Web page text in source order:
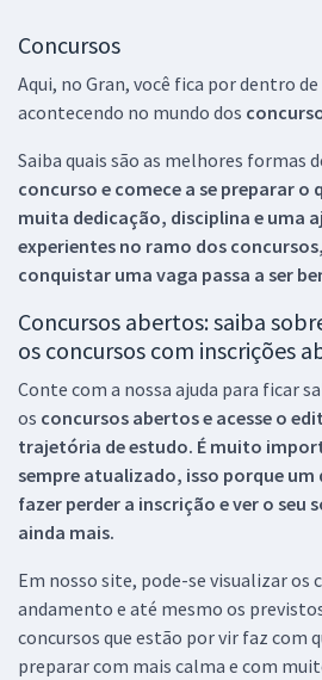
Concursos
Aqui, no Gran, você fica por dentro
acontecendo no mundo dos
Saiba quais são as melhores formas
concurso e comece a se preparar o
muita dedicação, disciplina e uma
experientes no ramo dos
conquistar uma vaga passa a ser
Concursos abertos: saiba
os concursos com inscrições
Conte com a nossa ajuda para ficar
os concursos abertos e acesse o
trajetória de estudo. É muito
sempre atualizado, isso porque um
fazer perder a inscrição e ver o seu
ainda mais.
Em nosso site, pode-se visualizar os
andamento e até mesmo os
concursos que estão por vir faz com
preparar com mais calma e com